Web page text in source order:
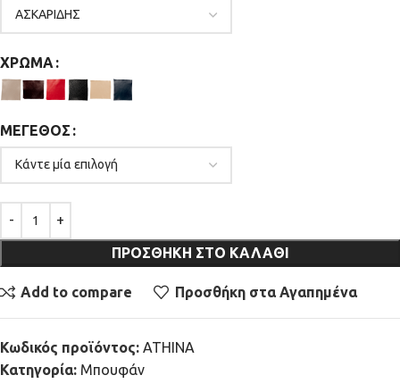
ΧΡΏΜΑ
ΜΈΓΕΘΟΣ
ΠΡΟΣΘΉΚΗ ΣΤΟ ΚΑΛΆΘΙ
Add to compare Προσθήκη στα Αγαπημένα
Κωδικός προϊόντος: ATHINA
Κατηγορία: Μπουφάν